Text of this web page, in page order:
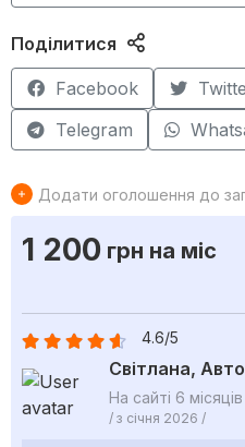
Поділитися
Facebook
Telegram
Додати оголошення до
1 200 грн на міс
4.6/5
Світлана,
На сайті 6 місяців
/ з січня 2026 /